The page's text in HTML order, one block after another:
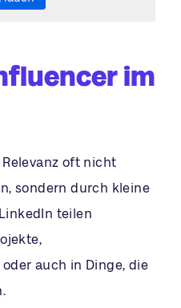
im
oft nicht
sondern durch kleine
teilen
auch in Dinge, die